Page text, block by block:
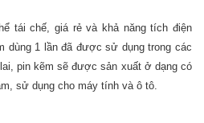
tái chế, giá rẻ và khả năng tích điện
dùng 1 lần đã được sử dụng trong các
pin kẽm sẽ được sản xuất ở dạng có
sử dụng cho máy tính và ô tô.